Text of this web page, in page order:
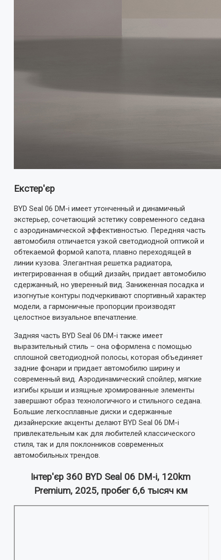
Екстер'єр
BYD Seal 06 DM-i имеет утонченный и динамичный
экстерьер, сочетающий эстетику современного седана
с аэродинамической эффективностью. Передняя часть
автомобиля отличается узкой светодиодной оптикой и
обтекаемой формой капота, плавно переходящей в
линии кузова. Элегантная решетка радиатора,
интегрированная в общий дизайн, придает автомобилю
сдержанный, но уверенный вид. Заниженная посадка и
изогнутые контуры подчеркивают спортивный характер
модели, а гармоничные пропорции производят
целостное визуальное впечатление.
Задняя часть BYD Seal 06 DM-i также имеет
выразительный стиль – она оформлена с помощью
сплошной светодиодной полосы, которая объединяет
задние фонари и придает автомобилю ширину и
современный вид. Аэродинамический спойлер, мягкие
изгибы крыши и изящные хромированные элементы
завершают образ технологичного и стильного седана.
Большие легкосплавные диски и сдержанные
дизайнерские акценты делают BYD Seal 06 DM-i
привлекательным как для любителей классического
стиля, так и для поклонников современных
автомобильных трендов.
Інтер'єр 360 BYD Seal 06 DM-i, 120km
Premium, 2025, пробег 6,6 тысяч км